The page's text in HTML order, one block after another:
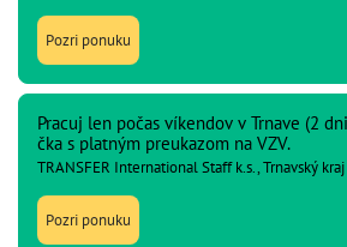
Pozri ponuku
Pracuj len počas víkendov v Trnave (2
čka s platným preukazom na VZV.
TRANSFER International Staff k.s., Trnavský kraj
Pozri ponuku